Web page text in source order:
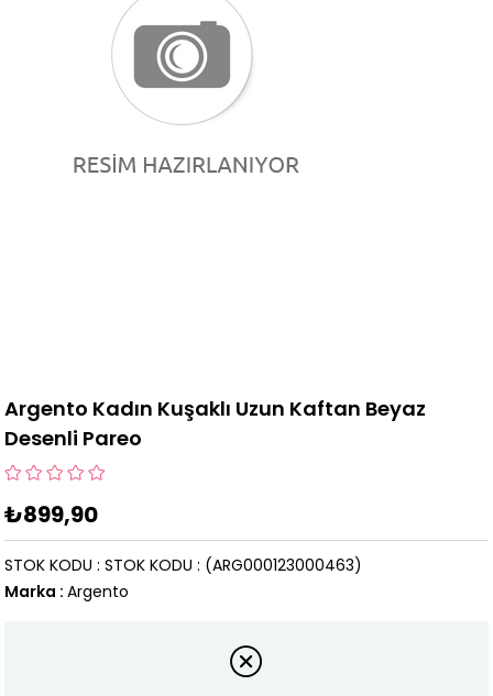
Argento Kadın Kuşaklı Uzun Kaftan Beyaz
Desenli Pareo
₺899,90
(ARG000123000463)
STOK KODU
STOK KODU
Marka : Argento